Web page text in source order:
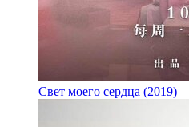
Свет моего сердца (2019)